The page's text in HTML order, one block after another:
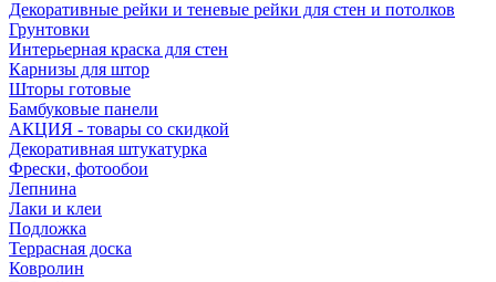
Декоративные рейки и теневые рейки для стен и потолков
Грунтовки
Интерьерная краска для стен
Карнизы для штор
Шторы готовые
Бамбуковые панели
АКЦИЯ - товары со скидкой
Декоративная штукатурка
Фрески, фотообои
Лепнина
Лаки и клеи
Подложка
Террасная доска
Ковролин